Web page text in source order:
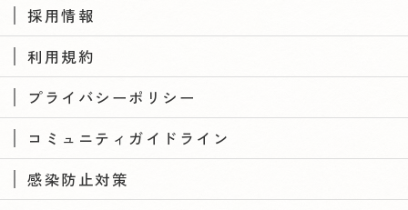
採用情報
利用規約
プライバシーポリシー
コミュニティガイドライン
感染防止対策